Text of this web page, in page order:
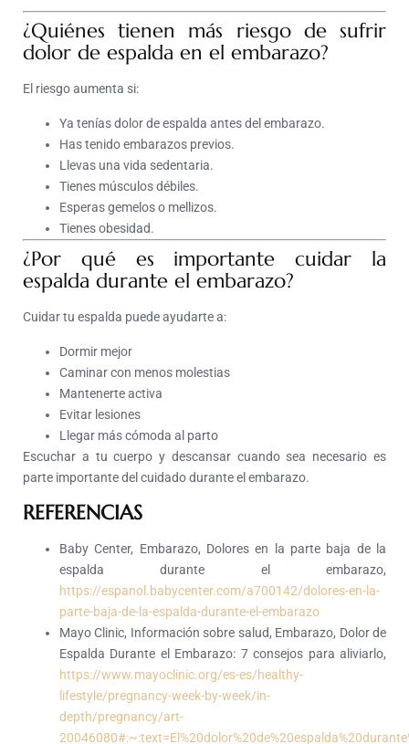
¿Quiénes tienen más riesgo de sufrir
dolor de espalda en el embarazo?
El riesgo aumenta si:
Ya tenías dolor de espalda antes del embarazo.
Has tenido embarazos previos.
Llevas una vida sedentaria.
Tienes músculos débiles.
Esperas gemelos o mellizos.
Tienes obesidad.
¿Por qué es importante cuidar la
espalda durante el embarazo?
Cuidar tu espalda puede ayudarte a:
Dormir mejor
Caminar con menos molestias
Mantenerte activa
Evitar lesiones
Llegar más cómoda al parto
Escuchar a tu cuerpo y descansar cuando sea necesario es
parte importante del cuidado durante el embarazo.
REFERENCIAS
Baby Center, Embarazo, Dolores en la parte baja de la
espalda durante el embarazo,
https://espanol.babycenter.com/a700142/dolores-en-la-
parte-baja-de-la-espalda-durante-el-embarazo
Mayo Clinic, Información sobre salud, Embarazo, Dolor de
Espalda Durante el Embarazo: 7 consejos para aliviarlo,
https://www.mayoclinic.org/es-es/healthy-
lifestyle/pregnancy-week-by-week/in-
depth/pregnancy/art-